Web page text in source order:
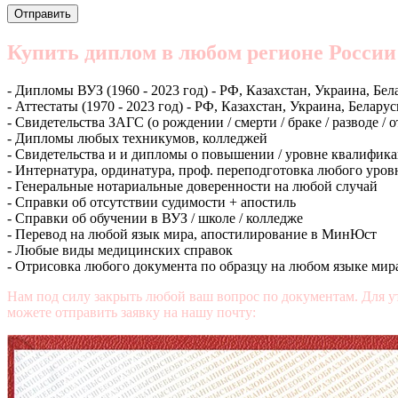
Купить диплом в любом регионе России
- Дипломы ВУЗ (1960 - 2023 год) - РФ, Казахстан, Украина,
- Аттестаты (1970 - 2023 год) - РФ, Казахстан, Украина,
- Свидетельства ЗАГС (о рождении / смерти / браке / разводе /
- Дипломы любых техникумов, колледжей
- Свидетельства и и дипломы о повышении / уровне
- Интернатура, ординатура, проф. переподготовка любого
- Генеральные нотариальные доверенности на любой случай
- Справки об отсутствии судимости + апостиль
- Справки об обучении в ВУЗ / школе / колледже
- Перевод на любой язык мира, апостилирование в МинЮст
- Любые виды медицинских справок
- Отрисовка любого документа по образцу на любом языке
Нам под силу закрыть любой ваш вопрос по документам. Для
можете отправить заявку на нашу почту: